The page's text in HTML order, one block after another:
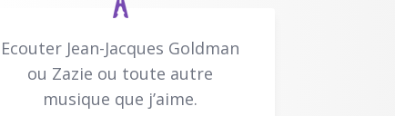
Ecouter Jean-Jacques Goldman
ou Zazie ou toute autre
musique que j’aime.